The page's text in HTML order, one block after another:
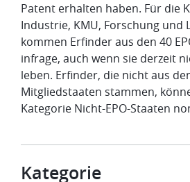
Patent erhalten haben. Für die
Industrie, KMU, Forschung und
kommen Erfinder aus den 40
infrage, auch wenn sie derzeit
leben. Erfinder, die nicht aus
Mitgliedstaaten stammen,
Kategorie Nicht-EPO-Staaten
Kategorie